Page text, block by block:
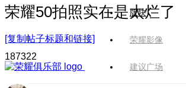
版块
荣耀影像
建议广场
荣耀50拍照实在是太烂了
[复制帖子标题和链接]
187322